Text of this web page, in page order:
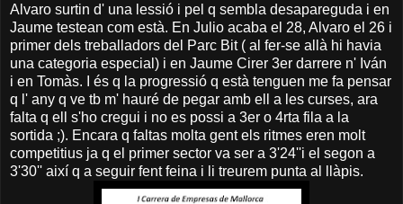
Alvaro surtin d' una lessió i pel q sembla desapareguda i en
Jaume testean com està. En Julio acaba el 28, Alvaro el 26 i
primer dels treballadors del Parc Bit ( al fer-se allà hi havia
una categoria especial) i en Jaume Cirer 3er darrere n' Iván
i en Tomàs. I és q la progressió q està tenguen me fa pensar
q l' any q ve tb m' hauré de pegar amb ell a les curses, ara
falta q ell s'ho cregui i no es possi a 3er o 4rta fila a la
sortida ;). Encara q faltas molta gent els ritmes eren molt
competitius ja q el primer sector va ser a 3'24''i el segon a
3'30'' així q a seguir fent feina i li treurem punta al llàpis.